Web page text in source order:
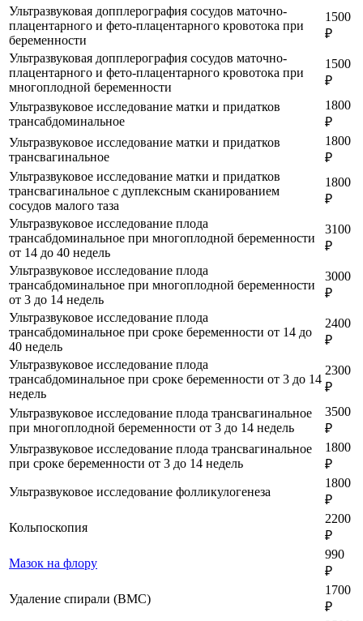
Ультразвуковая допплерография сосудов маточно-
плацентарного и фето-плацентарного кровотока при
беременности
1500
₽
Ультразвуковая допплерография сосудов маточно-
плацентарного и фето-плацентарного кровотока при
многоплодной беременности
1500
₽
Ультразвуковое исследование матки и придатков
трансабдоминальное
1800
₽
Ультразвуковое исследование матки и придатков
трансвагинальное
1800
₽
Ультразвуковое исследование матки и придатков
трансвагинальное с дуплексным сканированием
сосудов малого таза
1800
₽
Ультразвуковое исследование плода
трансабдоминальное при многоплодной беременности
от 14 до 40 недель
3100
₽
Ультразвуковое исследование плода
трансабдоминальное при многоплодной беременности
от 3 до 14 недель
3000
₽
Ультразвуковое исследование плода
трансабдоминальное при сроке беременности от 14 до
40 недель
2400
₽
Ультразвуковое исследование плода
трансабдоминальное при сроке беременности от 3 до 14
недель
2300
₽
Ультразвуковое исследование плода трансвагинальное
при многоплодной беременности от 3 до 14 недель
3500
₽
Ультразвуковое исследование плода трансвагинальное
при сроке беременности от 3 до 14 недель
1800
₽
Ультразвуковое исследование фолликулогенеза
1800
₽
Кольпоскопия
2200
₽
Мазок на флору
990
₽
Удаление спирали (ВМС)
1700
₽